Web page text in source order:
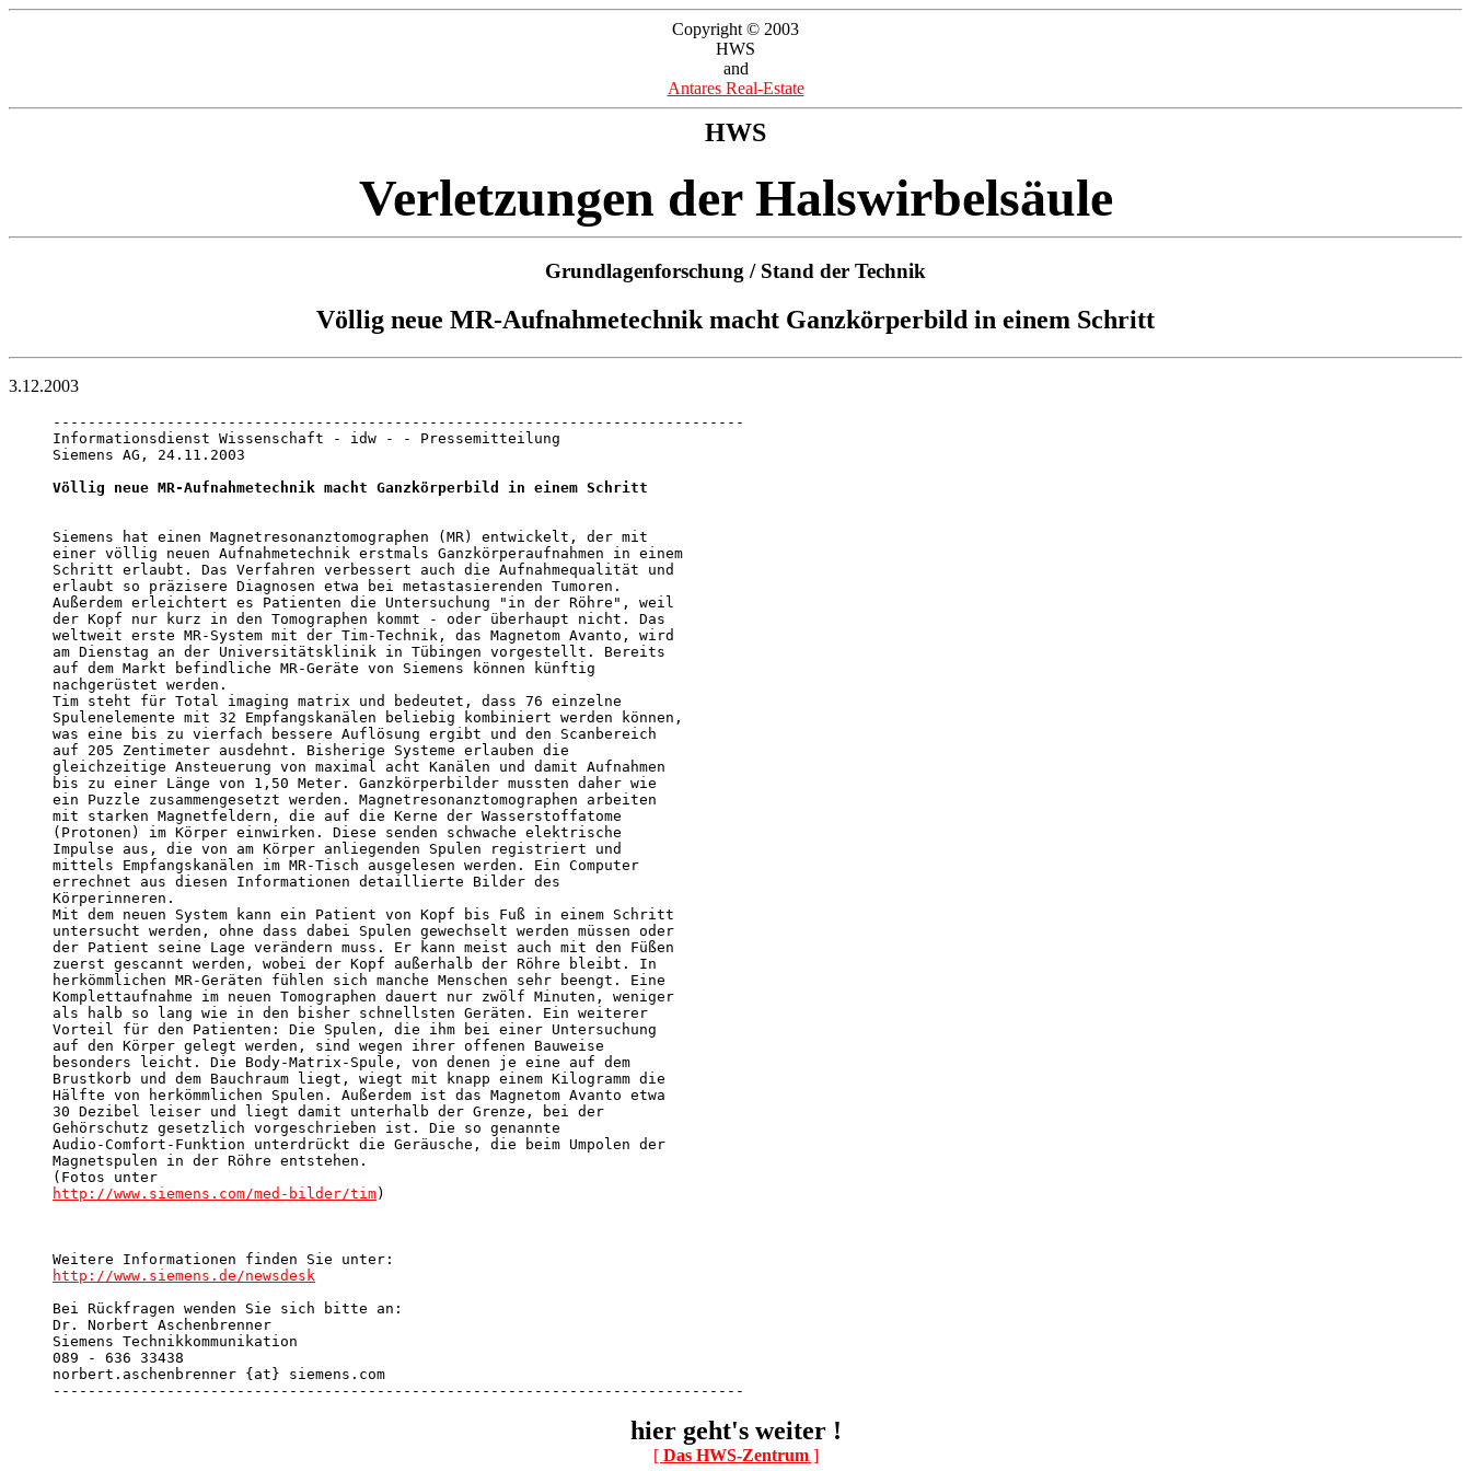
Copyright © 2003
HWS
and
Antares Real-Estate
HWS
Verletzungen der Halswirbelsäule
Grundlagenforschung / Stand der Technik
Völlig neue MR-Aufnahmetechnik macht Ganzkörperbild in einem Schritt
3.12.2003
-------------------------------------------------------------------------------
Informationsdienst Wissenschaft - idw - - Pressemitteilung
Siemens AG, 24.11.2003
Völlig neue MR-Aufnahmetechnik macht Ganzkörperbild in einem Schritt
Siemens hat einen Magnetresonanztomographen (MR) entwickelt, der mit
einer völlig neuen Aufnahmetechnik erstmals Ganzkörperaufnahmen in einem
Schritt erlaubt. Das Verfahren verbessert auch die Aufnahmequalität und
erlaubt so präzisere Diagnosen etwa bei metastasierenden Tumoren.
Außerdem erleichtert es Patienten die Untersuchung "in der Röhre", weil
der Kopf nur kurz in den Tomographen kommt - oder überhaupt nicht. Das
weltweit erste MR-System mit der Tim-Technik, das Magnetom Avanto, wird
am Dienstag an der Universitätsklinik in Tübingen vorgestellt. Bereits
auf dem Markt befindliche MR-Geräte von Siemens können künftig
nachgerüstet werden.
Tim steht für Total imaging matrix und bedeutet, dass 76 einzelne
Spulenelemente mit 32 Empfangskanälen beliebig kombiniert werden können,
was eine bis zu vierfach bessere Auflösung ergibt und den Scanbereich
auf 205 Zentimeter ausdehnt. Bisherige Systeme erlauben die
gleichzeitige Ansteuerung von maximal acht Kanälen und damit Aufnahmen
bis zu einer Länge von 1,50 Meter. Ganzkörperbilder mussten daher wie
ein Puzzle zusammengesetzt werden. Magnetresonanztomographen arbeiten
mit starken Magnetfeldern, die auf die Kerne der Wasserstoffatome
(Protonen) im Körper einwirken. Diese senden schwache elektrische
Impulse aus, die von am Körper anliegenden Spulen registriert und
mittels Empfangskanälen im MR-Tisch ausgelesen werden. Ein Computer
errechnet aus diesen Informationen detaillierte Bilder des
Körperinneren.
Mit dem neuen System kann ein Patient von Kopf bis Fuß in einem Schritt
untersucht werden, ohne dass dabei Spulen gewechselt werden müssen oder
der Patient seine Lage verändern muss. Er kann meist auch mit den Füßen
zuerst gescannt werden, wobei der Kopf außerhalb der Röhre bleibt. In
herkömmlichen MR-Geräten fühlen sich manche Menschen sehr beengt. Eine
Komplettaufnahme im neuen Tomographen dauert nur zwölf Minuten, weniger
als halb so lang wie in den bisher schnellsten Geräten. Ein weiterer
Vorteil für den Patienten: Die Spulen, die ihm bei einer Untersuchung
auf den Körper gelegt werden, sind wegen ihrer offenen Bauweise
besonders leicht. Die Body-Matrix-Spule, von denen je eine auf dem
Brustkorb und dem Bauchraum liegt, wiegt mit knapp einem Kilogramm die
Hälfte von herkömmlichen Spulen. Außerdem ist das Magnetom Avanto etwa
30 Dezibel leiser und liegt damit unterhalb der Grenze, bei der
Gehörschutz gesetzlich vorgeschrieben ist. Die so genannte
Audio-Comfort-Funktion unterdrückt die Geräusche, die beim Umpolen der
Magnetspulen in der Röhre entstehen.
http://www.siemens.com/med-bilder/tim)
http://www.siemens.de/newsdesk
Bei Rückfragen wenden Sie sich bitte an:
Dr. Norbert Aschenbrenner
Siemens Technikkommunikation
089 - 636 33438
norbert.aschenbrenner {at} siemens.com
-------------------------------------------------------------------------------
hier geht's weiter !
[ Das HWS-Zentrum]